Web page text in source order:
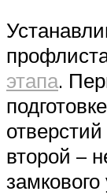
этапа.
второй –
замкового